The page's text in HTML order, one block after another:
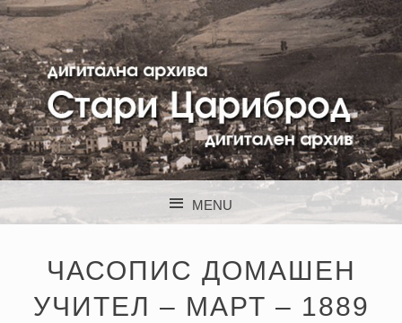
STARI CARIBROD
MENU
ЧАСОПИС ДОМАШЕН
УЧИТЕЛ – МАРТ – 1889